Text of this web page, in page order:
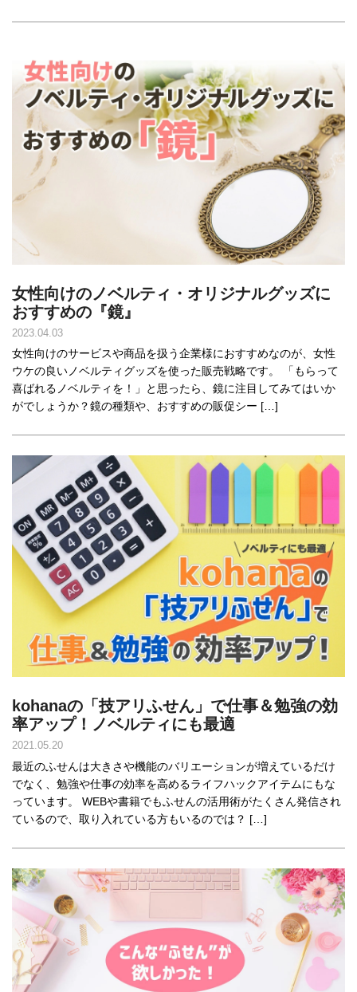
女性向けのノベルティ・オリジナルグッズに
おすすめの『鏡』
2023.04.03
女性向けのサービスや商品を扱う企業様におすすめなのが、女性
ウケの良いノベルティグッズを使った販売戦略です。 「もらって
喜ばれるノベルティを！」と思ったら、鏡に注目してみてはいか
がでしょうか？鏡の種類や、おすすめの販促シー […]
kohanaの「技アリふせん」で仕事＆勉強の効
率アップ！ノベルティにも最適
2021.05.20
最近のふせんは大きさや機能のバリエーションが増えているだけ
でなく、勉強や仕事の効率を高めるライフハックアイテムにもな
っています。 WEBや書籍でもふせんの活用術がたくさん発信され
ているので、取り入れている方もいるのでは？ […]